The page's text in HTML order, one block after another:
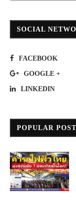
SOCIAL
FACEBOOK
GOOGLE +
LINKEDIN
POPULAR